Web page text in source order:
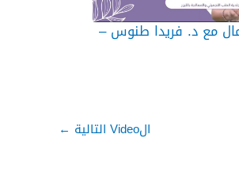
مع د. فريدا طنوس –
الVideo التالية ←